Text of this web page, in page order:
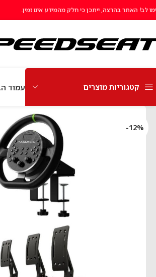
לב! האתר בהרצה, ייתכן כי חלק מהמידע אינו זמין.
קטגוריות מוצרים עמוד
-12%